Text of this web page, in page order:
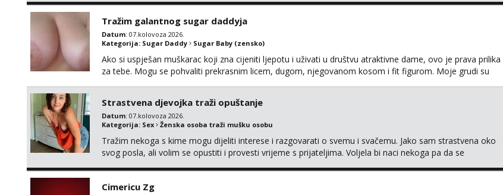
Tražim galantnog sugar daddyja
Datum: 07.kolovoza 2026.
Kategorija: Sugar Daddy Sugar Baby (zensko)
Ako si uspješan muškarac koji zna cijeniti ljepotu i uživati u društvu atraktivne dame, ovo je prava prilika
za tebe. Mogu se pohvaliti prekrasnim licem, dugom, njegovanom kosom i fit figurom. Moje grudi su
Strastvena djevojka traži opuštanje
Datum: 07.kolovoza 2026.
Kategorija: Sex Ženska osoba traži mušku osobu
Tražim nekoga s kime mogu dijeliti interese i razgovarati o svemu i svačemu. Jako sam strastvena oko
svog posla, ali volim se opustiti i provesti vrijeme s prijateljima. Voljela bi naci nekoga pa da se
Cimericu Zg